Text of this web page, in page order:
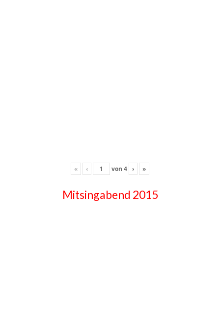
« ‹ von 4 › »
Mitsingabend 2015